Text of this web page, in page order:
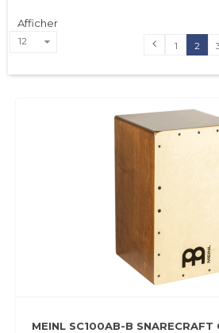
1 2
Afficher
12
MEINL SC100AB-B SNARECRAFT